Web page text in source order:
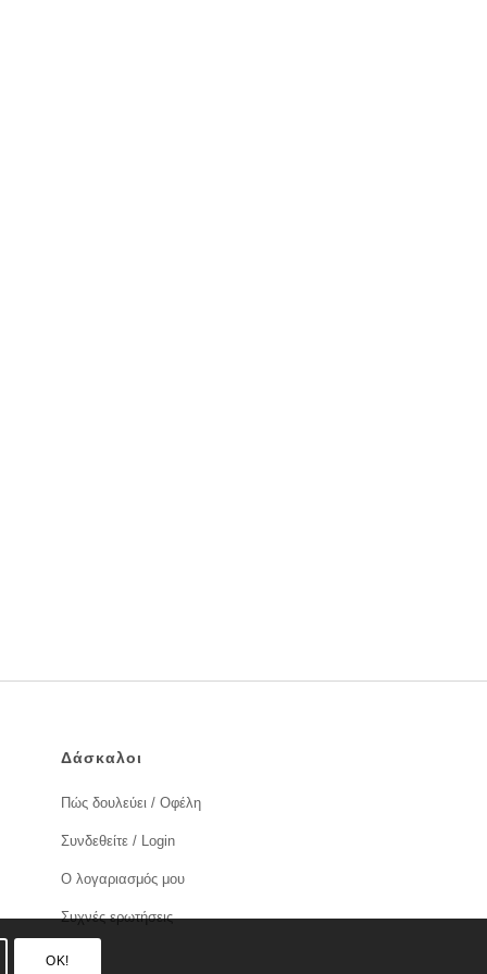
Δάσκαλοι
Πώς δουλεύει / Οφέλη
Συνδεθείτε / Login
Ο λογαριασμός μου
Συχνές ερωτήσεις
OK!